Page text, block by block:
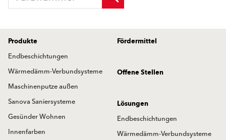
Produkte
Endbeschichtungen
Wärmedämm-Verbundsysteme
Maschinenputze außen
Sanova Saniersysteme
Gesünder Wohnen
Innenfarben
Fördermittel
Offene Stellen
Lösungen
Endbeschichtungen
Wärmedämm-Verbundsysteme